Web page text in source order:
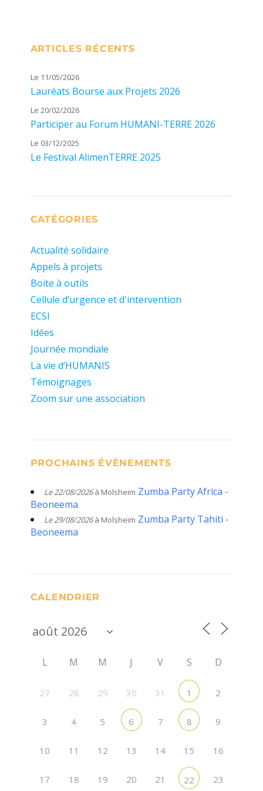
ARTICLES RÉCENTS
Le 11/05/2026
Lauréats Bourse aux Projets 2026
Le 20/02/2026
Participer au Forum HUMANI-TERRE 2026
Le 03/12/2025
Le Festival AlimenTERRE 2025
CATÉGORIES
Actualité solidaire
Appels à projets
Boite à outils
Cellule d’urgence et d'intervention
ECSI
Idées
Journée mondiale
La vie d’HUMANIS
Témoignages
Zoom sur une association
PROCHAINS ÉVÈNEMENTS
Le 22/08/2026à Molsheim Zumba Party Africa -
Beoneema
Le 29/08/2026à Molsheim Zumba Party Tahiti -
Beoneema
CALENDRIER
L M M J V S D
27 28 29 30 31 1 2
3 4 5 6 7 8 9
10 11 12 13 14 15 16
17 18 19 20 21 22 23